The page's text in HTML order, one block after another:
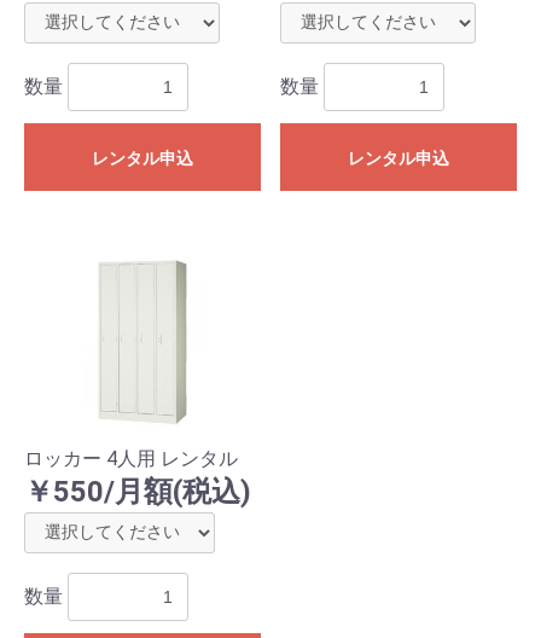
数量
レンタル申込
数量
レンタル申込
ロッカー 4人用 レンタル
￥550/月額(税込)
数量